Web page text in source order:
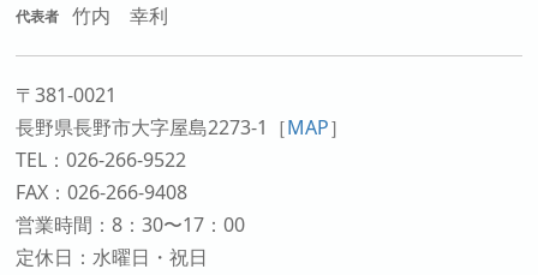
代表者 竹内 幸利
〒381-0021
長野県長野市大字屋島2273-1 ［MAP］
TEL：026-266-9522
FAX：026-266-9408
営業時間：8：30〜17：00
定休日：水曜日・祝日